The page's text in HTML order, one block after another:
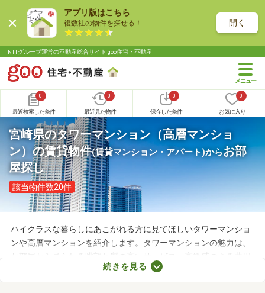
アプリ版はこちら
複数社の物件を探せる！ 開く
NTTグループ運営の不動産総合サイト goo住宅・不動産
0
最近検索した条件
0
最近見た物件
0
保存した条件
0
お気に入り
宮崎県のタワーマンション（高層マンショ
ン）の賃貸物件(賃貸マンション・アパート)からお部
屋探し
該当物件数20件
ハイクラスな暮らしにあこがれる方に見てほしいタワーマンショ
ンや高層マンションを紹介します。タワーマンションの魅力は、
お部屋から見られる眺望と質の高いサービス。高級感のある共用
スペースやコンシェルジュサービスが付属しているので、豊かな
続きを見る